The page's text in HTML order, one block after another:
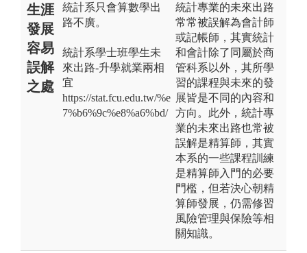
生涯
發展
容易
誤解
之處
統計系只會算數學出
路不廣。
統計系學士班學生未
來出路-升學就業兩相
宜
https://stat.fcu.edu.tw/%e
7%b6%9c%e8%a6%bd/
統計專業的未來出路
常常被誤解為會計師
或記帳師，其實統計
和會計除了同屬於商
管科系以外，其所學
習的課程與未來的發
展皆是不同的內容和
方向。此外，統計專
業的未來出路也常被
誤解是精算師，其實
本系的一些課程訓練
是精算師入門的必要
門檻，但若決心朝精
算師發展，仍需修習
風險管理與保險等相
關知識。